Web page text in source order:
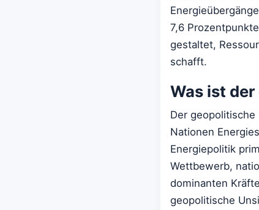
7,6
gestaltet,
schafft.
Was ist
Der
Nationen
Energiepolitik
Wettbewerb,
dominanten
geopolitische